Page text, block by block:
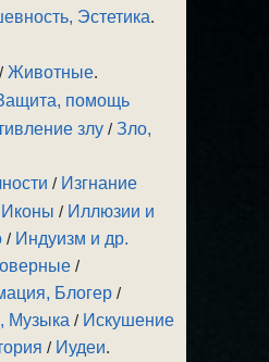
Эстетика.
/Животные.
помощь
злу /Зло,
/ Изгнание
Иконы / Иллюзии и
/ Индуизм и др.
/
Блогер /
Музыка / Искушение
/ Иудеи.